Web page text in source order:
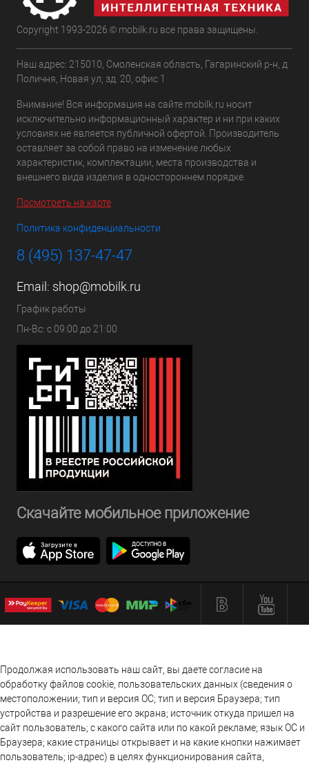
Copyright 1993-2026 © mobilk.ru все права защищены.
Наш адрес: 215010, Смоленская область, Гагаринский р-н, д
Поличня, Новая ул, зд. 20, офис 1
Внимание! Вся информация на сайте mobilk.ru носит
исключительно информационный характер и ни при каких
условиях не является публичной офертой. Производитель
оставляет за собой право на изменение любых
характеристик, комплектации, места производства и
внешнего вида изделия в одностороннем порядке.
Посмотреть на карте
Политика конфиденциальности
8 (495) 137-47-47
Email: shop@mobilk.ru
График работы
Пн-Вс: с 09:00 до 21:00
Скачайте мобильное приложение
Продолжая использовать наш сайт, вы даете согласие на
обработку файлов cookie, пользовательских данных (сведения о
местоположении; тип и версия ОС; тип и версия Браузера; тип
устройства и разрешение его экрана; источник откуда пришел на
сайт пользователь; с какого сайта или по какой рекламе; язык ОС и
Браузера; какие страницы открывает и на какие кнопки нажимает
пользователь; ip-адрес) в целях функционирования сайта,